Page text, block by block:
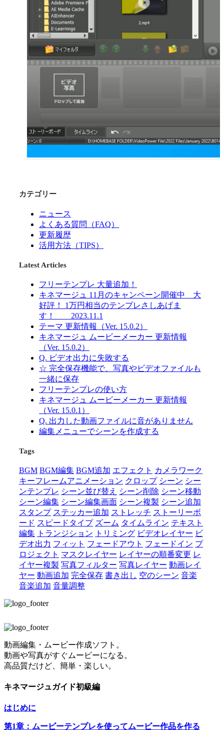
カテゴリー
ニュース
よくある質問（FAQ）
更新履歴
活用方法（TIPS）
Latest Articles
フリーテンプレ 大量追加！
キネマージュ 11月のキャンペーン開催中 大
好評！ 1万円相当のテンプレさしあげま
す！ 2023.11.1
テーマ 更新情報（Ver. 15.0.2）
キネマージュ ムービーメーカー 更新情報
（Ver. 15.0.2）
Q. ビデオ出力に失敗する
☆ 完全保存機能で、写真やビデオファイルも
一緒に保存
フリーテンプレの使い方
キネマージュ ムービーメーカー 更新情報
（Ver. 15.0.1）
Q. 出力した動画ファイルに音がありません
編集メニューでシーンを作成する
Tags
BGM BGM編集 BGM追加 エフェクト カメラワーク
キーフレームアニメーション クロップ シーン シー
ンテンプレ シーン並び替え シーン削除 シーン移動
シーン編集 シーン編集画面 シーン複製 シーン追加
スタンプ ステッカー追加 ストレッチ ストーリーボ
ード スピードタイプ ズーム タイムライン テキスト
編集 トランジション トリミング ビデオレイヤー ビ
デオ出力 フィット フェードアウト フェードイン プ
ロジェクト マスクレイヤー レイヤーの順番変更 レ
イヤー複製 写真フィルター 写真レイヤー 動画レイ
ヤー 動画追加 完全保存 書き出し 空のシーン 音楽
音楽追加 音量調整
動画編集・ムービー作成ソフト。
動画や写真がすぐムービーになる。
高品質だけど、簡単・楽しい。
キネマージュガイド初級編
はじめに
第1章：ムービーテンプレを使ってムービー作品を作る